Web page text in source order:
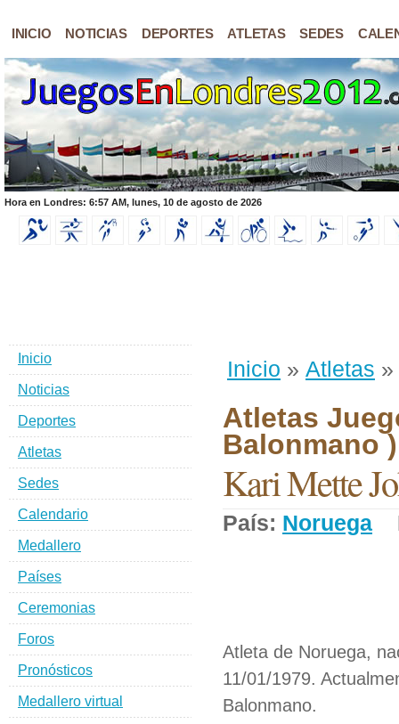
INICIO NOTICIAS DEPORTES ATLETAS SEDES
Hora en Londres: 6:57 AM, lunes, 10 de agosto de 2026
Inicio » Atletas »
Atletas
Balonmano )
Kari Mette
País: Noruega
Atleta de Noruega,
11/01/1979.
Balonmano.
Inicio
Noticias
Deportes
Atletas
Sedes
Calendario
Medallero
Países
Ceremonias
Foros
Pronósticos
Medallero virtual